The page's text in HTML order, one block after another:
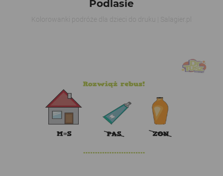
Podlasie
Kolorowanki podróże dla dzieci do druku | Salagier.pl